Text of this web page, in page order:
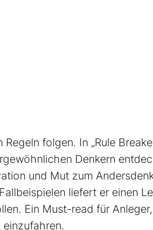
folgen. In „Rule
Denkern
und Mut zum
liefert er einen
Ein Must-read für